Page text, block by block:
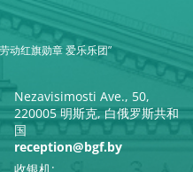
动红旗勋章 爱乐乐团”
Nezavisimosti Ave., 50,
220005 明斯克, 白俄罗斯共和
国
reception@bgf.by
收银机: